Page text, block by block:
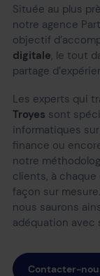
Située au plus
notre agence
objectif
digitale , le tout
partage
Les experts qui
Troyes sont
informatiques sur
finance ou
notre
clients, à
façon sur
nous saurons
adéquation avec
Contacter-